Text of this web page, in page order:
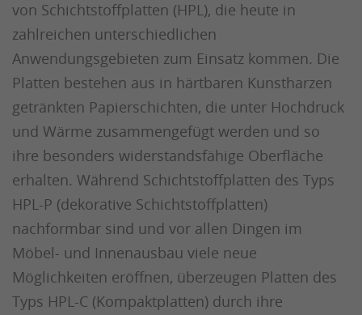
von Schichtstoffplatten (HPL), die heute in
zahlreichen unterschiedlichen
Anwendungsgebieten zum Einsatz kommen. Die
Platten bestehen aus in härtbaren Kunstharzen
getränkten Papierschichten, die unter Hochdruck
und Wärme zusammengefügt werden und so
ihre besonders widerstandsfähige Oberfläche
erhalten. Während Schichtstoffplatten des Typs
HPL-P (dekorative Schichtstoffplatten)
nachformbar sind und vor allen Dingen im
Möbel- und Innenausbau viele neue
Möglichkeiten eröffnen, überzeugen Platten des
Typs HPL-C (Kompaktplatten) durch ihre